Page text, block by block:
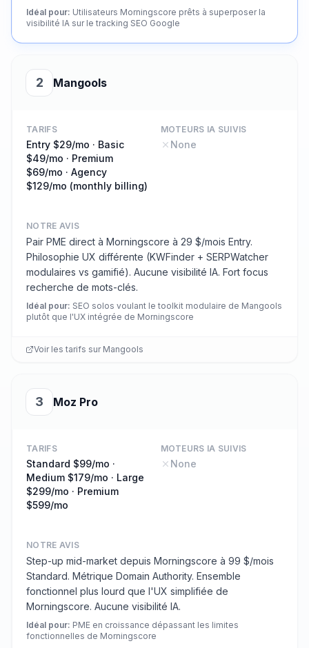
Idéal pour: Utilisateurs Morningscore prêts à superposer la
visibilité IA sur le tracking SEO Google
2 Mangools
TARIFS
Entry $29/mo · Basic
$49/mo · Premium
$69/mo · Agency
$129/mo (monthly billing)
MOTEURS IA SUIVIS
None
NOTRE AVIS
Pair PME direct à Morningscore à 29 $/mois Entry.
Philosophie UX différente (KWFinder + SERPWatcher
modulaires vs gamifié). Aucune visibilité IA. Fort focus
recherche de mots-clés.
Idéal pour: SEO solos voulant le toolkit modulaire de Mangools
plutôt que l'UX intégrée de Morningscore
Voir les tarifs sur Mangools
3 Moz Pro
TARIFS
Standard $99/mo ·
Medium $179/mo · Large
$299/mo · Premium
$599/mo
MOTEURS IA SUIVIS
None
NOTRE AVIS
Step-up mid-market depuis Morningscore à 99 $/mois
Standard. Métrique Domain Authority. Ensemble
fonctionnel plus lourd que l'UX simplifiée de
Morningscore. Aucune visibilité IA.
Idéal pour: PME en croissance dépassant les limites
fonctionnelles de Morningscore